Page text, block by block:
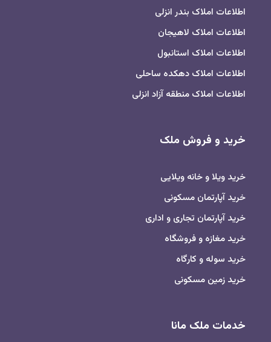
اطلاعات املاک بندر انزلی
اطلاعات املاک لاهیجان
اطلاعات املاک استانبول
اطلاعات املاک دهکده ساحلی
اطلاعات املاک منطقه آزاد انزلی
خرید و فروش ملک
خرید ویلا و خانه ویلایی
خرید آپارتمان مسکونی
خرید آپارتمان تجاری و اداری
خرید مغازه و فروشگاه
خرید سوله و کارگاه
خرید زمین مسکونی
خدمات ملک مانا